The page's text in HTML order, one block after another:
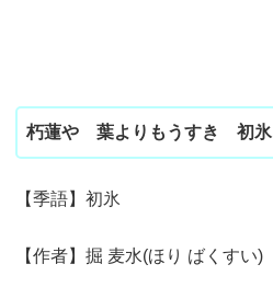
朽蓮や 葉よりもうすき 初氷
【季語】初氷
【作者】掘 麦水(ほり ばくすい)